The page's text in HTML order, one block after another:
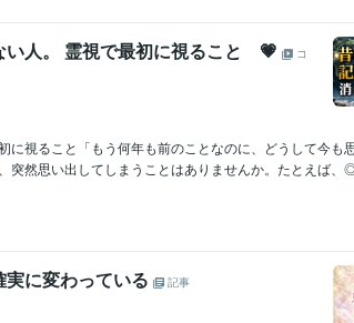
い人。 霊視で最初に視ること 💗
コ
に視ること「もう何年も前のことなのに、どうして今も
突然思い出してしまうことはありませんか。たとえば、
に変わっている
記事